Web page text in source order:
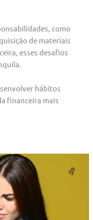
como
de materiais
esses desafios
hábitos
financeira mais